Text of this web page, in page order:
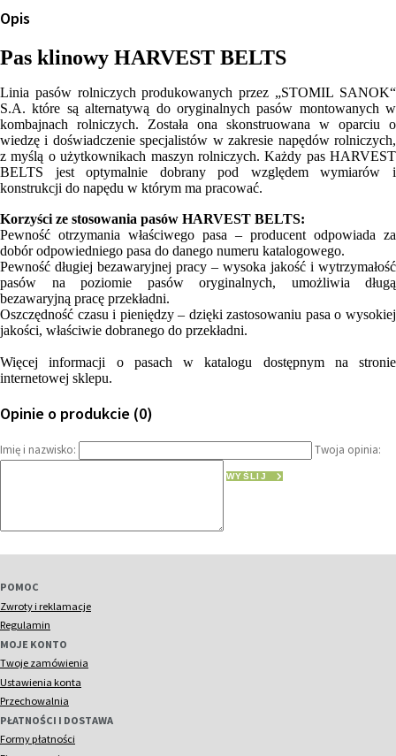
Opis
Pas klinowy HARVEST BELTS
Linia pasów rolniczych produkowanych przez „STOMIL SANOK“
S.A. które są alternatywą do oryginalnych pasów montowanych w
kombajnach rolniczych. Została ona skonstruowana w oparciu o
wiedzę i doświadczenie specjalistów w zakresie napędów rolniczych,
z myślą o użytkownikach maszyn rolniczych. Każdy pas HARVEST
BELTS jest optymalnie dobrany pod względem wymiarów i
konstrukcji do napędu w którym ma pracować.
Korzyści ze stosowania pasów HARVEST BELTS:
Pewność otrzymania właściwego pasa – producent odpowiada za
dobór odpowiedniego pasa do danego numeru katalogowego.
Pewność długiej bezawaryjnej pracy – wysoka jakość i wytrzymałość
pasów na poziomie pasów oryginalnych, umożliwia długą
bezawaryjną pracę przekładni.
Oszczędność czasu i pieniędzy – dzięki zastosowaniu pasa o wysokiej
jakości, właściwie dobranego do przekładni.
Więcej informacji o pasach w katalogu dostępnym na stronie
internetowej sklepu.
Opinie o produkcie (0)
Imię i nazwisko: Twoja opinia:
WYŚLIJ
POMOC
Zwroty i reklamacje
Regulamin
MOJE KONTO
Twoje zamówienia
Ustawienia konta
Przechowalnia
PŁATNOŚCI I DOSTAWA
Formy płatności